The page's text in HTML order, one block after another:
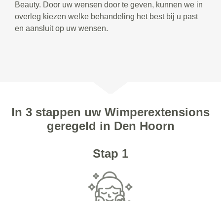
Beauty. Door uw wensen door te geven, kunnen we in
overleg kiezen welke behandeling het best bij u past
en aansluit op uw wensen.
In 3 stappen uw Wimperextensions
geregeld in Den Hoorn
Stap 1